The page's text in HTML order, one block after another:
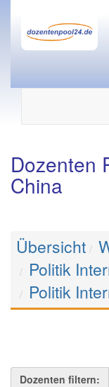
Dozenten
China
Übersicht
Politik
Politik
Dozenten filtern: